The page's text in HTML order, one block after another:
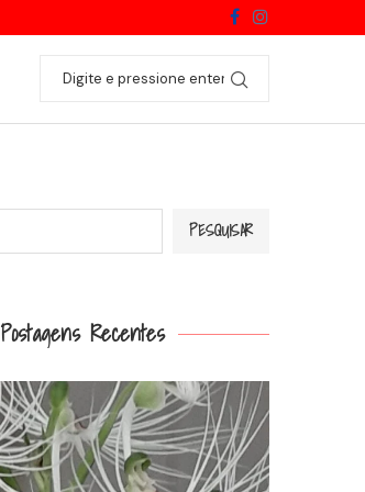
PESQUISAR
Postagens Recentes